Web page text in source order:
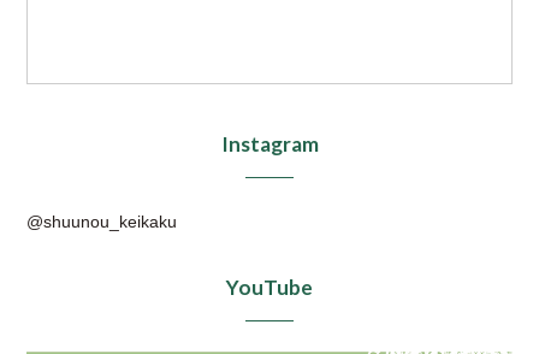
Instagram
@shuunou_keikaku
YouTube